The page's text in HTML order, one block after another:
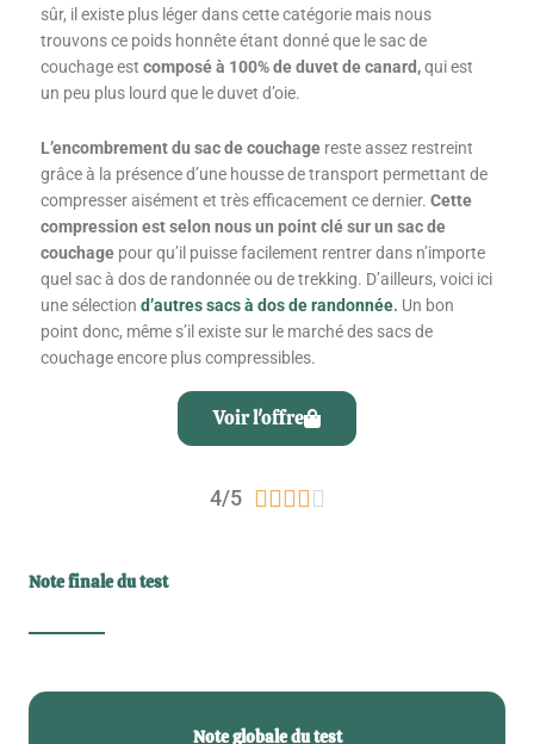
sûr, il existe plus léger dans cette catégorie mais nous
trouvons ce poids honnête étant donné que le sac de
couchage est composé à 100% de duvet de canard,qui est
un peu plus lourd que le duvet d’oie.
L’encombrement du sac de couchage reste assez restreint
grâce à la présence d’une housse de transport permettant de
compresser aisément et très efficacement ce dernier. Cette
compression est selon nous un point clé sur un sac de
couchage pour qu’il puisse facilement rentrer dans n’importe
quel sac à dos de randonnée ou de trekking. D’ailleurs, voici ici
une sélection d’autres sacs à dos de randonnée. Un bon
point donc, même s’il existe sur le marché des sacs de
couchage encore plus compressibles.
Voir l'offre
4/5 
Note finale du test
Note globale du test